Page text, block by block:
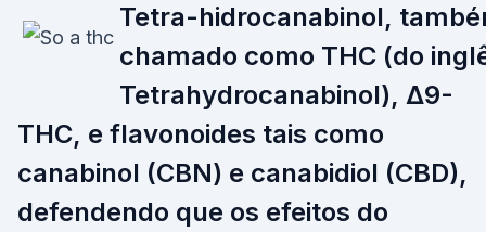
Tetra-hidrocanabinol,
chamado como THC (do
Tetrahydrocanabinol), Δ9-
THC, e flavonoides tais como
canabinol (CBN) e canabidiol (CBD),
defendendo que os efeitos do